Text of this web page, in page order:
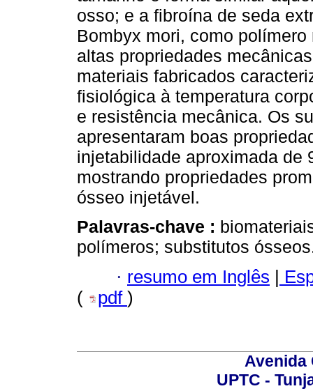
osso; e a fibroína de seda
Bombyx mori, como
altas propriedades
materiais fabricados
fisiológica à temperatura
e resistência mecânica. Os
apresentaram boas
injetabilidade aproximada de
mostrando propriedades
ósseo injetável.
Palavras-chave :
polímeros; substitutos
· resumo em Inglês |
(
pdf )
Avenida
UPTC -